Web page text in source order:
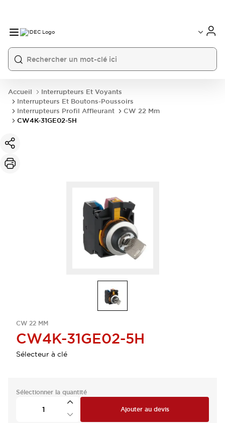
Accueil
Interrupteurs Et Voyants
Interrupteurs Et Boutons-Poussoirs
Interrupteurs Profil Affleurant
CW 22 Mm
CW4K-31GE02-5H
CW 22 MM
CW4K-31GE02-5H
Sélecteur à clé
Sélectionner la quantité
Ajouter au devis